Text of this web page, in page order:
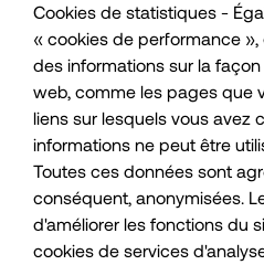
Cookies de statistiques -
« cookies de performance
des informations sur la
web, comme les pages que
liens sur lesquels vous avez
informations ne peut être
Toutes ces données sont
conséquent, anonymisées.
d'améliorer les fonctions du
cookies de services